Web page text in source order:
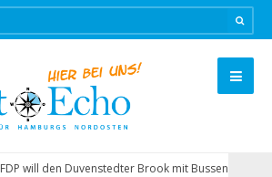
FDP will den Duvenstedter Brook mit Bussen